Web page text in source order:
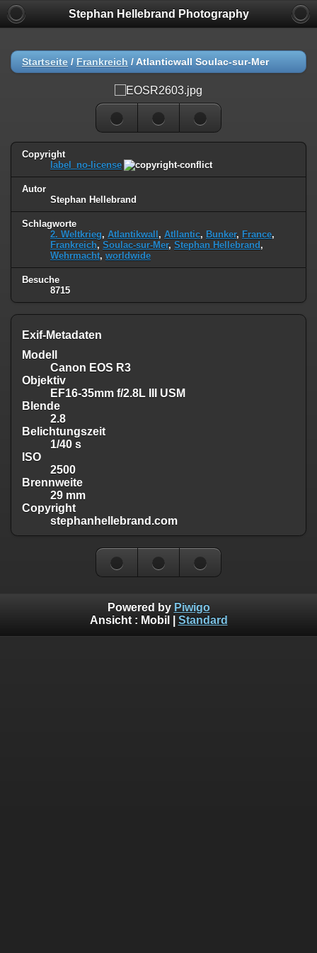
Stephan Hellebrand Photography
Startseite / Frankreich / Atlanticwall Soulac-sur-Mer
Copyright
label_no-license
Autor
Stephan Hellebrand
Schlagworte
2. Weltkrieg, Atlantikwall , Atllantic, Bunker, France,
Frankreich, Soulac-sur-Mer, Stephan Hellebrand ,
Wehrmacht, worldwide
Besuche
8715
Exif-Metadaten
Modell
Canon EOS R3
Objektiv
EF16-35mm f/2.8L III USM
Blende
2.8
Belichtungszeit
1/40 s
ISO
2500
Brennweite
29 mm
Copyright
stephanhellebrand.com
Powered by Piwigo
Ansicht : Mobil Standard